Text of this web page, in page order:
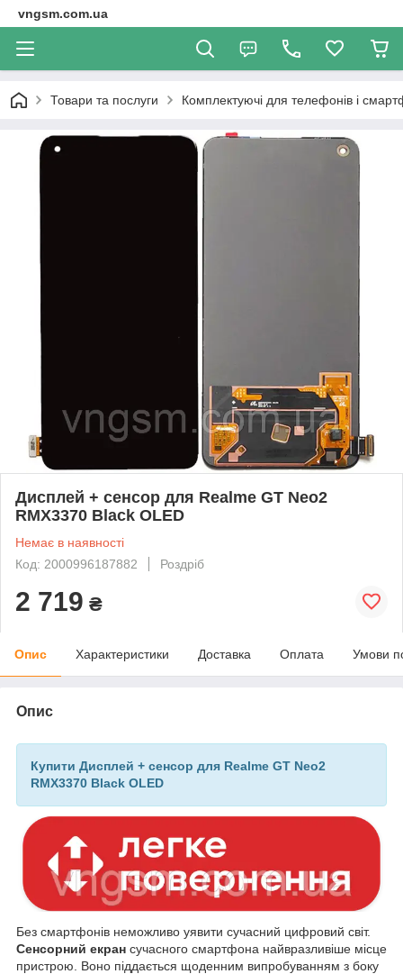
vngsm.com.ua
Товари та послуги Комплектуючі для телефонів і
Дисплей + сенсор для Realme GT Neo2
RMX3370 Black OLED
Немає в наявності
Код: 2000996187882
Роздріб
2 719 ₴
Опис Характеристики Доставка Оплата Умови
Опис
Купити Дисплей + сенсор для Realme GT Neo2
RMX3370 Black OLED
Без смартфонів неможливо уявити сучасний цифровий світ.
Сенсорний екран сучасного смартфона найвразливіше місце
пристрою. Воно піддається щоденним випробуванням з боку